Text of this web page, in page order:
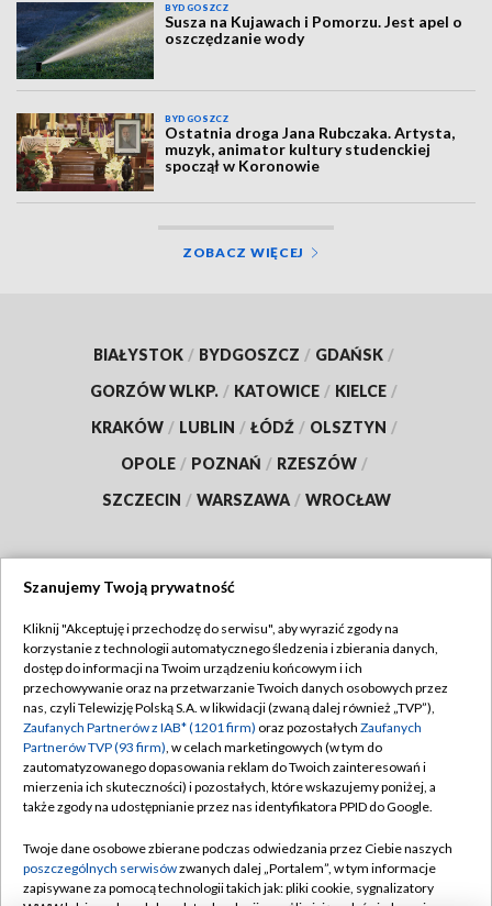
BYDGOSZCZ
Susza na Kujawach i Pomorzu. Jest apel o
oszczędzanie wody
BYDGOSZCZ
Ostatnia droga Jana Rubczaka. Artysta,
muzyk, animator kultury studenckiej
spoczął w Koronowie
ZOBACZ WIĘCEJ
BIAŁYSTOK / BYDGOSZCZ / GDAŃSK /
GORZÓW WLKP. / KATOWICE / KIELCE /
KRAKÓW / LUBLIN / ŁÓDŹ / OLSZTYN /
OPOLE / POZNAŃ / RZESZÓW /
SZCZECIN / WARSZAWA / WROCŁAW
TVP
Abonament TVP
Emisja w TVP
Centrum informacji TVP
Naziemna Telewizja Cyfrowa
Rada Programowa
System NOS
Regulamin TVP
Polityka prywatności
Moje zgody
Pomoc
Kontakt
Szanujemy Twoją prywatność
Kliknij "Akceptuję i przechodzę do serwisu", aby wyrazić zgody na
korzystanie z technologii automatycznego śledzenia i zbierania danych,
dostęp do informacji na Twoim urządzeniu końcowym i ich
przechowywanie oraz na przetwarzanie Twoich danych osobowych przez
nas, czyli Telewizję Polską S.A. w likwidacji (zwaną dalej również „TVP”),
Zaufanych Partnerów z IAB* (1201 firm) oraz pozostałych Zaufanych
Partnerów TVP (93 firm), w celach marketingowych (w tym do
zautomatyzowanego dopasowania reklam do Twoich zainteresowań i
mierzenia ich skuteczności) i pozostałych, które wskazujemy poniżej, a
także zgody na udostępnianie przez nas identyfikatora PPID do Google.
Twoje dane osobowe zbierane podczas odwiedzania przez Ciebie naszych
poszczególnych serwisówzwanych dalej „Portalem”, w tym informacje
zapisywane za pomocą technologii takich jak: pliki cookie, sygnalizatory